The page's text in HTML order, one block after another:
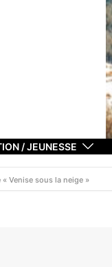
/ JEUNESSE
« Venise sous la neige »